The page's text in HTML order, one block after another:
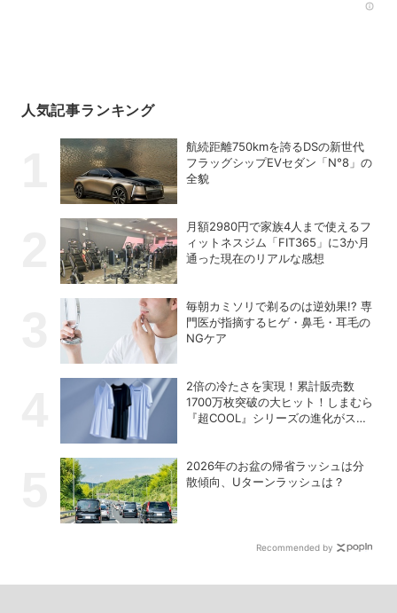
人気記事ランキング
航続距離750kmを誇るDSの新世代
フラッグシップEVセダン「N°8」の
全貌
月額2980円で家族4人まで使えるフ
ィットネスジム「FIT365」に3か月
通った現在のリアルな感想
毎朝カミソリで剃るのは逆効果!? 専
門医が指摘するヒゲ・鼻毛・耳毛の
NGケア
2倍の冷たさを実現！累計販売数
1700万枚突破の大ヒット！しまむら
『超COOL』シリーズの進化がスゴ
2026年のお盆の帰省ラッシュは分
散傾向、Uターンラッシュは？
Recommended by